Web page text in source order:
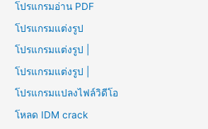
โปรแกรมอ่าน PDF
โปรแกรมแต่งรูป
โปรแกรมแต่งรูป |
โปรแกรมแต่งรูป |
โปรแกรมแปลงไฟล์วิดีโอ
โหลด IDM crack